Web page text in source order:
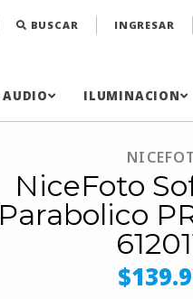
BUSCAR INGRESAR
AUDIO ILUMINACION
NiceFoto
Parabolico